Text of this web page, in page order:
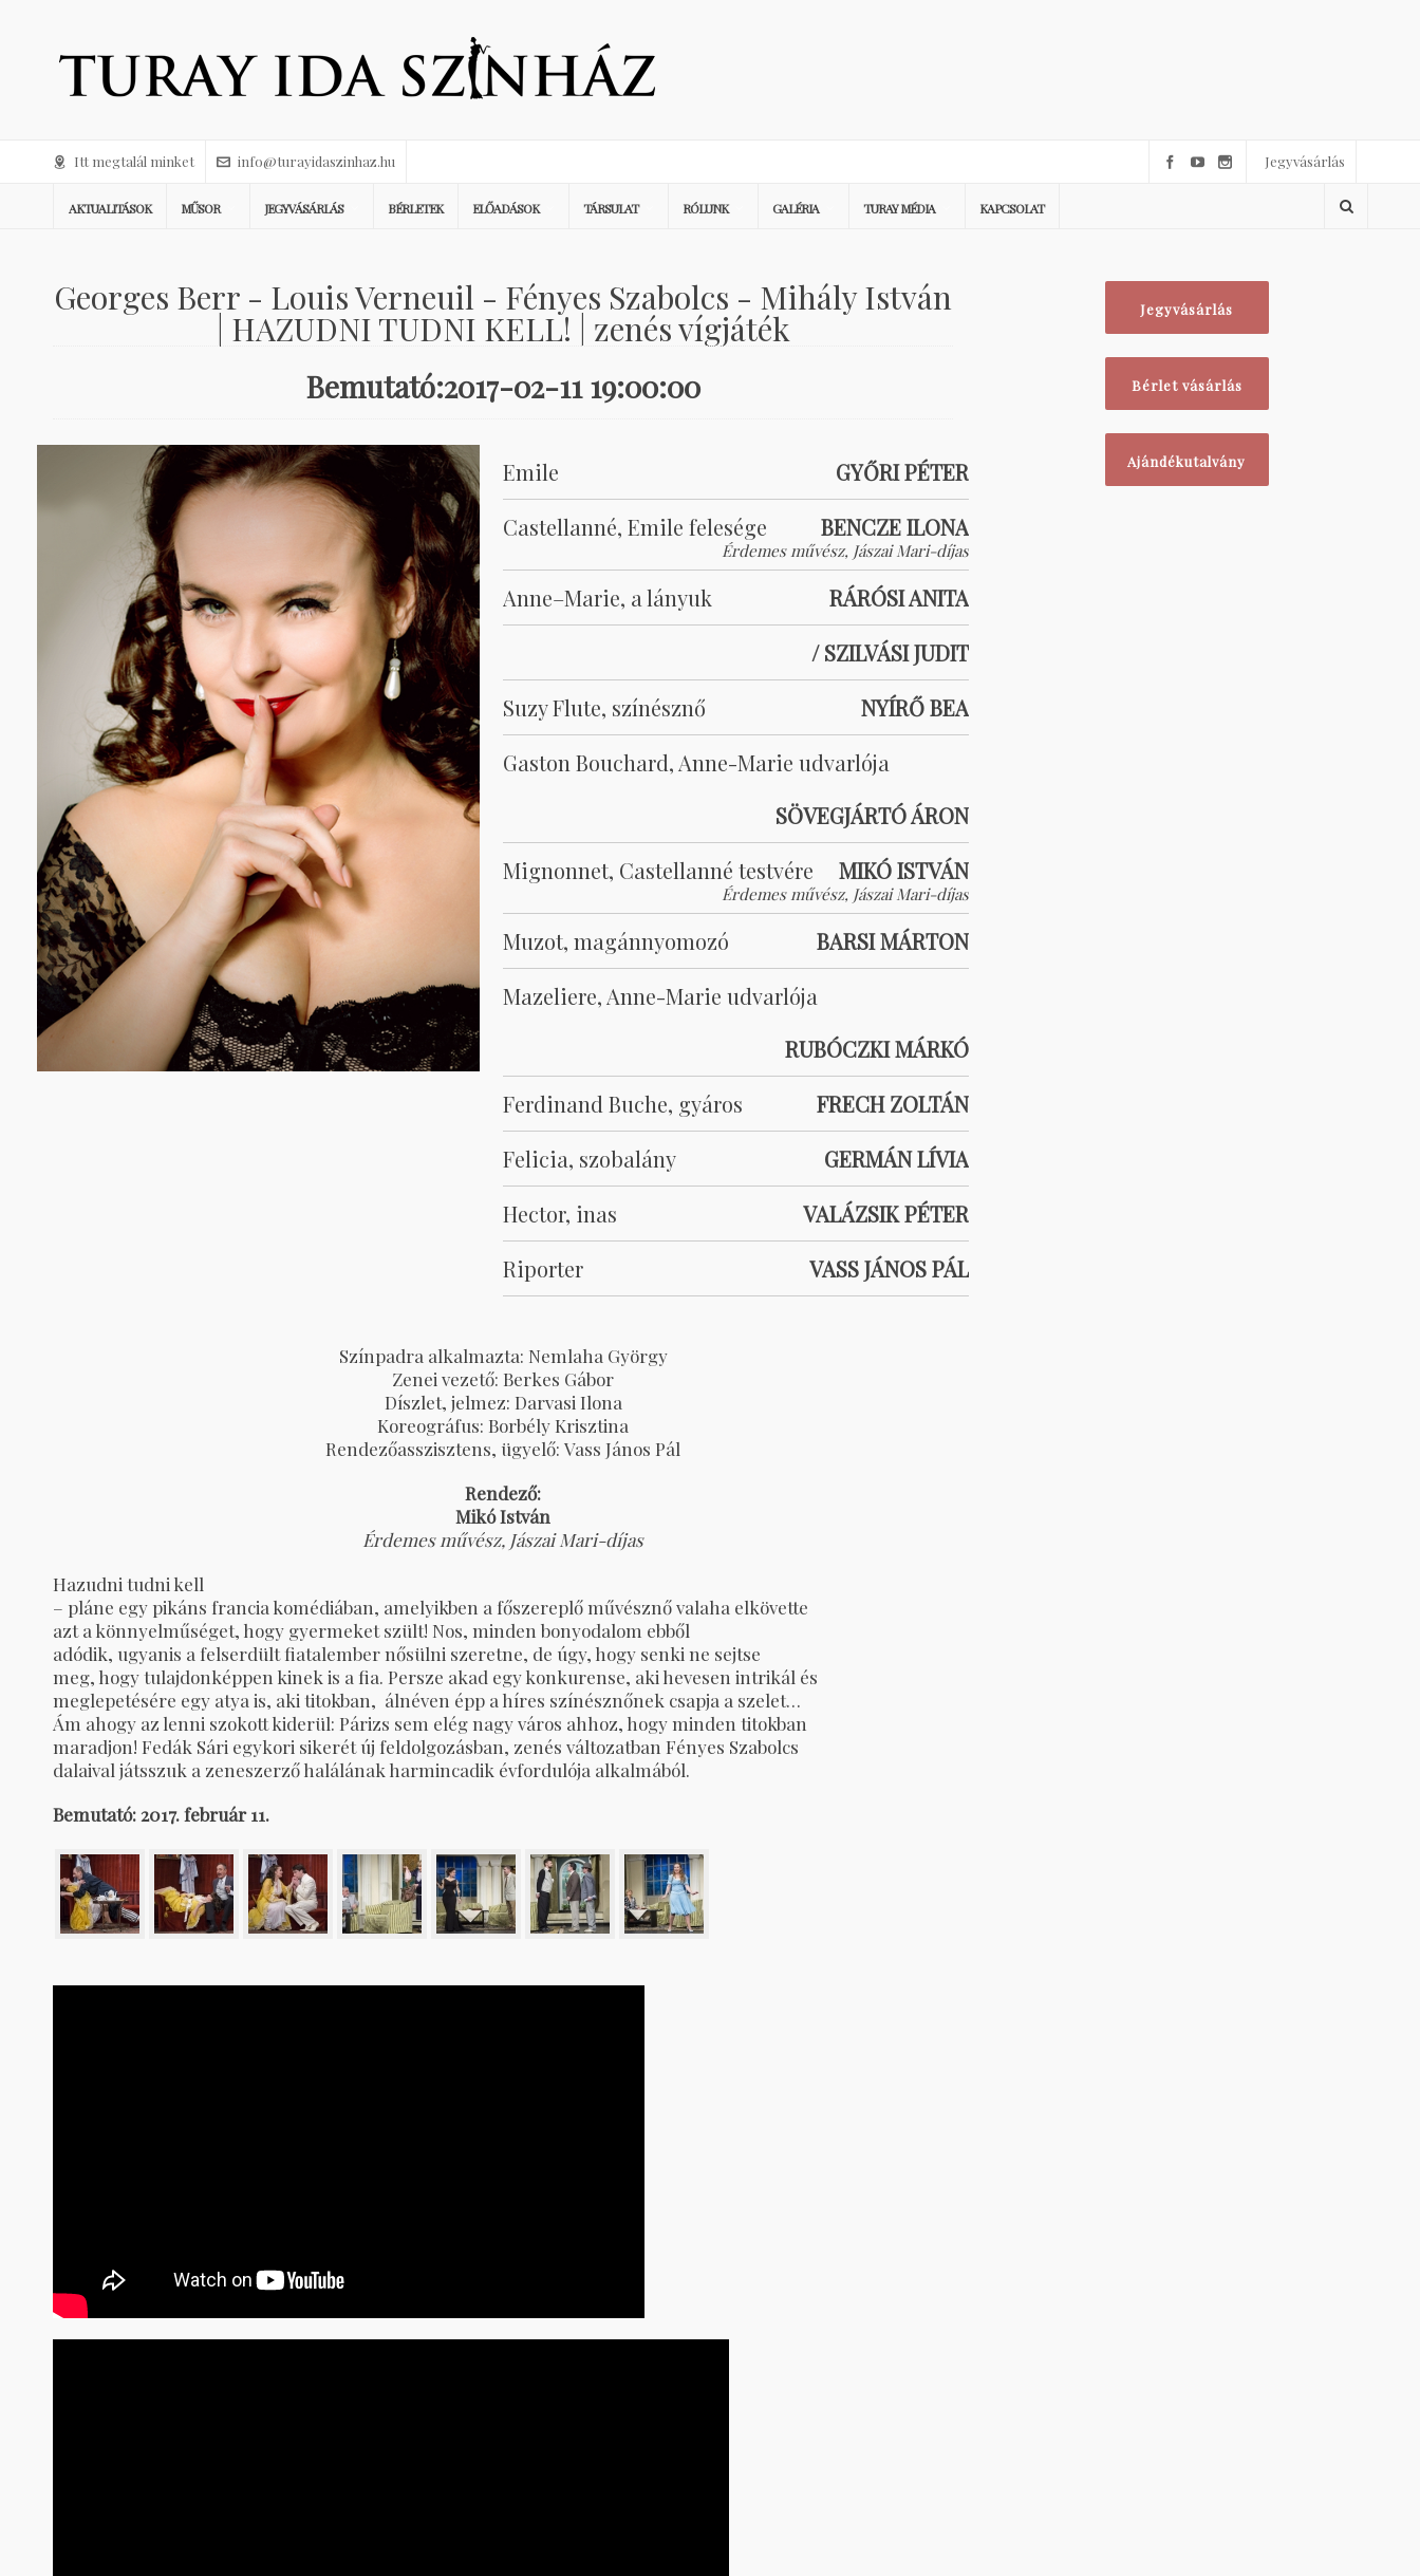
Itt megtalál minket info@turayidaszinhaz.hu Jegyvásárlás
AKTUALITÁSOK MŰSOR JEGYVÁSÁRLÁS BÉRLETEK ELŐADÁSOK TÁRSULAT RÓLUNK GALÉRIA TURAY MÉDIA KAPCSOLAT
Georges Berr - Louis Verneuil - Fényes Szabolcs - Mihály István
| HAZUDNI TUDNI KELL! | zenés vígjáték
Bemutató:2017-02-11 19:00:00
Emile
GYŐRI PÉTER
Castellanné, Emile felesége
BENCZE ILONA
Érdemes művész, Jászai Mari-díjas
Anne–Marie, a lányuk
RÁRÓSI ANITA
/ SZILVÁSI JUDIT
Suzy Flute, színésznő
NYÍRŐ BEA
Gaston Bouchard, Anne-Marie udvarlója
SÖVEGJÁRTÓ ÁRON
Mignonnet, Castellanné testvére
MIKÓ ISTVÁN
Érdemes művész, Jászai Mari-díjas
Muzot, magánnyomozó
BARSI MÁRTON
Mazeliere, Anne-Marie udvarlója
RUBÓCZKI MÁRKÓ
Ferdinand Buche, gyáros
FRECH ZOLTÁN
Felicia, szobalány
GERMÁN LÍVIA
Hector, inas
VALÁZSIK PÉTER
Riporter
VASS JÁNOS PÁL
Színpadra alkalmazta: Nemlaha György
Zenei vezető: Berkes Gábor
Díszlet, jelmez: Darvasi Ilona
Koreográfus: Borbély Krisztina
Rendezőasszisztens, ügyelő: Vass János Pál
Rendező:
Mikó István
Érdemes művész, Jászai Mari-díjas
Hazudni tudni kell
– pláne egy pikáns francia komédiában, amelyikben a főszereplő művésznő valaha elkövette
azt a könnyelműséget, hogy gyermeket szült! Nos, minden bonyodalom ebből
adódik, ugyanis a felserdült fiatalember nősülni szeretne, de úgy, hogy senki ne sejtse
meg, hogy tulajdonképpen kinek is a fia. Persze akad egy konkurense, aki hevesen intrikál és
meglepetésére egy atya is, aki titokban, álnéven épp a híres színésznőnek csapja a szelet…
Ám ahogy az lenni szokott kiderül: Párizs sem elég nagy város ahhoz, hogy minden titokban
maradjon! Fedák Sári egykori sikerét új feldolgozásban, zenés változatban Fényes Szabolcs
dalaival játsszuk a zeneszerző halálának harmincadik évfordulója alkalmából.
Bemutató: 2017. február 11.
Jegyvásárlás
Bérlet vásárlás
Ajándékutalvány